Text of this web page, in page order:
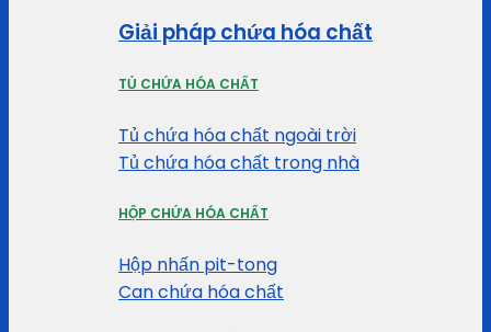
Giải pháp chứa hóa chất
TỦ CHỨA HÓA CHẤT
Tủ chứa hóa chất ngoài trời
Tủ chứa hóa chất trong nhà
HỘP CHỨA HÓA CHẤT
Hộp nhấn pit-tong
Can chứa hóa chất